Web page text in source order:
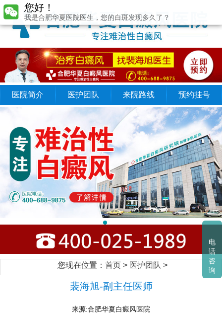
医院简介 医护团队 来院路线 预约挂号
您现在位置： 首页 > 医护团队 >
裴海旭-副主任医师
来源:合肥华夏白癜风医院
您好！
我是合肥华夏医院医生，您的白斑发现多久了？
电
话
咨
询